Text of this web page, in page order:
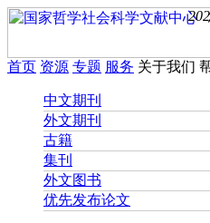
首页 资源 专题 服务 关于我们
中文期刊
外文期刊
古籍
集刊
外文图书
优先发布论文